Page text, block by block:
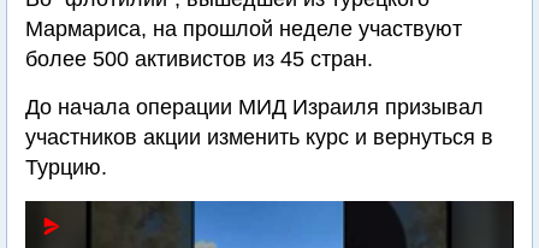
Мармариса, на прошлой неделе участвуют
более 500 активистов из 45 стран.
До начала операции МИД Израиля призывал
участников акции изменить курс и вернуться в
Турцию.